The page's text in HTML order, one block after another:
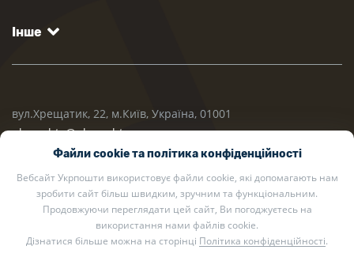
Інше
вул.Хрещатик, 22, м.Київ, Україна, 01001
ukrposhta@ukrposhta.ua
Файли cookie та політика конфіденційності
Вебсайт Укрпошти використовує файли cookie, які допомагають нам
зробити сайт більш швидким, зручним та функціональним.
Продовжуючи переглядати цей сайт, Ви погоджуєтесь на
використання нами файлів cookie.
Дізнатися більше можна на сторінці Політика конфіденційності.